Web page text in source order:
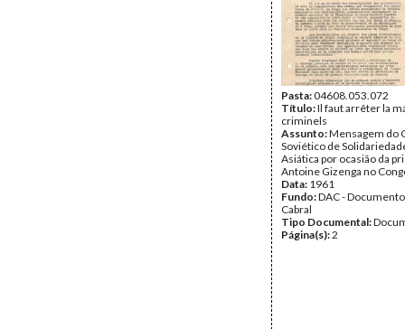
Pasta:04608.053.072
Título:Il faut arrêter la
criminels
Assunto:Mensagem do
Soviético de
Asiática por ocasião da
Antoine Gizenga no
Data: 1961
Fundo:DAC -
Cabral
Tipo Documental:
Página(s):2